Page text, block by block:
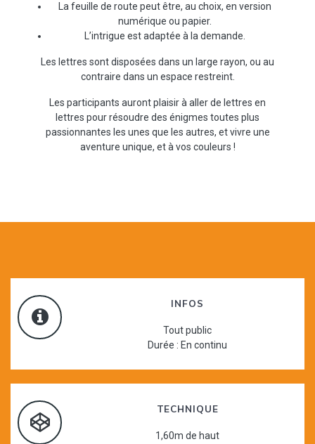
La feuille de route peut être, au choix, en version
numérique ou papier.
L’intrigue est adaptée à la demande.
Les lettres sont disposées dans un large rayon, ou au
contraire dans un espace restreint.
Les participants auront plaisir à aller de lettres en
lettres pour résoudre des énigmes toutes plus
passionnantes les unes que les autres, et vivre une
aventure unique, et à vos couleurs !
INFOS
Tout public
Durée : En continu
TECHNIQUE
1,60m de haut